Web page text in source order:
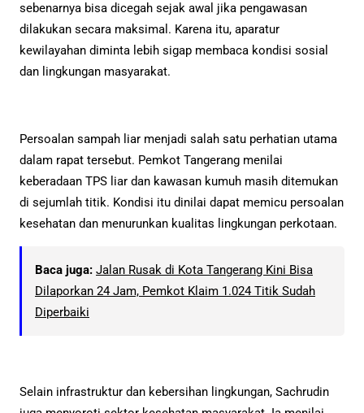
sebenarnya bisa dicegah sejak awal jika pengawasan
dilakukan secara maksimal. Karena itu, aparatur
kewilayahan diminta lebih sigap membaca kondisi sosial
dan lingkungan masyarakat.
Persoalan sampah liar menjadi salah satu perhatian utama
dalam rapat tersebut. Pemkot Tangerang menilai
keberadaan TPS liar dan kawasan kumuh masih ditemukan
di sejumlah titik. Kondisi itu dinilai dapat memicu persoalan
kesehatan dan menurunkan kualitas lingkungan perkotaan.
Baca juga: Jalan Rusak di Kota Tangerang Kini Bisa
Dilaporkan 24 Jam, Pemkot Klaim 1.024 Titik Sudah
Diperbaiki
Selain infrastruktur dan kebersihan lingkungan, Sachrudin